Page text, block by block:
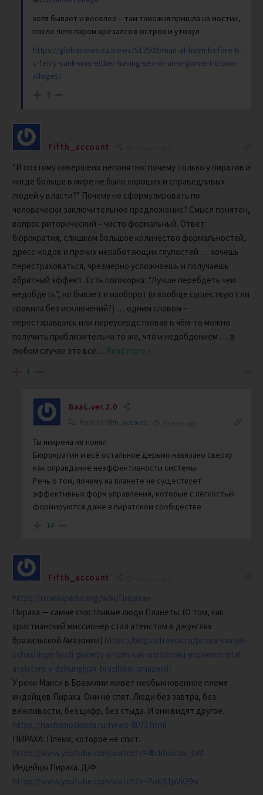
хотя бывает и веселее – там таможня пришла на мостик,
после чего паром врезался в остров и утонул
https://globalnews.ca/news/513509/man-at-helm-before-b-
c-ferry-sank-was-either-having-sex-or-an-argument-crown-
alleges/
3
Fifth_account
“И поэтому совершено непонятно: почему только у пиратов и
нигде больше в мире не было хороших и справедливых
людей у власти?” Почему не сформулировать по-
человечески заключительное предложение? Смысл понятен,
вопрос риторический – чисто формальный. Ответ:
бюрократия, слишком большое количество формальностей,
дресс-кодов и прочих неработающих глупостей . . . хочешь
перестраховаться, чрезмерно усложняешь и получаешь
обратный эффект. Есть поговорка: “Лучше перебдеть чем
недобдеть.”, но бывает и наоборот (и вообще существуют ли
правила без исключений?) . . . одним словом –
перестаравшись или переусердствовав в чём-то можно
получить приблизительно то же, что и недобдением . . . в
любом случае это всё… Read more »
1
BaaL.ver.2.0
Fifth_account
Ты нихрена не понял
Бюрократия и всё остальное дерьмо навязано сверху
как оправдание неэффективности системы.
Речь о том, почему на планете не существует
эффективных форм управления, которые с лёгкостью
формируются даже в пиратском сообществе
14
Fifth_account
https://ru.wikipedia.org/wiki/Пирахан
Пираха — самые счастливые люди Планеты. (О том, как
христианский миссионер стал атеистом в джунглях
бразильской Амазонии) https://blog.ostrovok.ru/piraxa-samye-
schastlivye-lyudi-planety-o-tom-kak-xristianskij-missioner-stal-
ateistom-v-dzhunglyax-brazilskoj-amazonii/
У реки Маиси в Бразилии живет необыкновенное племя
индейцев Пираха. Они не спят. Люди без завтра, без
вежливости, без цифр, без стыда. И они видят другое.
https://nashamoskovia.ru/news-8073.html
ПИРАХА: Племя, которое не спит.
https://www.youtube.com/watch?v=4hJRuwUx_OM
Индейцы Пираха. Д/Ф.
https://www.youtube.com/watch?v=PukB1pViO9w